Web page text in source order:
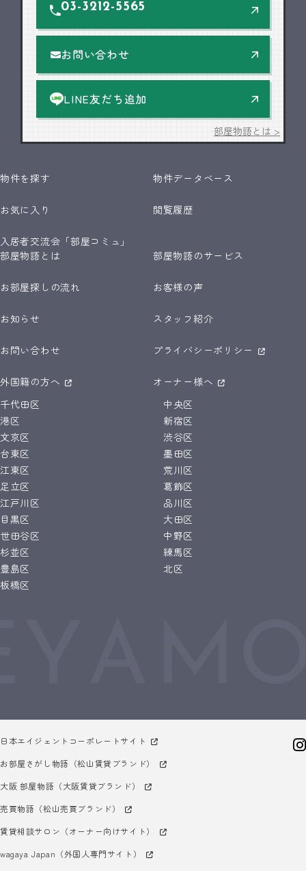
03-3212-5565
お問い合わせ
LINE友だち追加
部屋物語とは >
物件を探す 物件データベース
お気に入り 閲覧履歴
入居者交流会「部屋コミュ」
部屋物語とは
部屋物語のサービス
お部屋探しの流れ お客様の声
お知らせ スタッフ紹介
お問い合わせ プライバシーポリシー
外国籍の方へ
オーナー様へ
千代田区
中央区
港区
新宿区
文京区
渋谷区
台東区
墨田区
江東区
荒川区
足立区
葛飾区
江戸川区
品川区
目黒区
大田区
世田谷区
中野区
杉並区
練馬区
豊島区
北区
板橋区
日本エイジェントコーポレートサイト
お部屋さがし物語（松山賃貸ブランド）
大阪 部屋物語（大阪賃貸ブランド）
売買物語（松山売買ブランド）
賃貸相談サロン（オーナー向けサイト）
wagaya Japan（外国人専門サイト）